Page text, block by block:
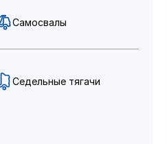
Самосвалы
Седельные тягачи